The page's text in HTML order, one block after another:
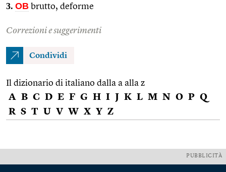
3. OB brutto, deforme
Correzioni e suggerimenti
Condividi
Il dizionario di italiano dalla a alla z
A B C D E F G H I J K L M N O P Q
R S T U V W X Y Z
PUBBLICITÀ